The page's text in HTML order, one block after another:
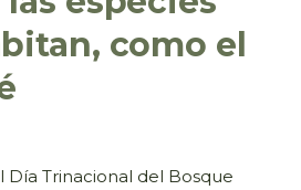
como el
Día Trinacional del Bosque